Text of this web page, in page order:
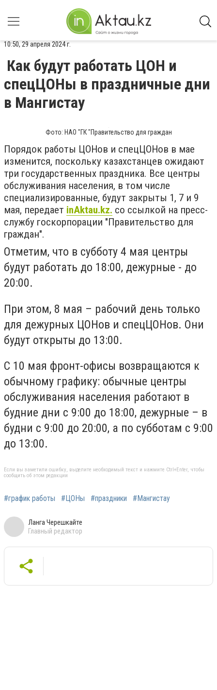
10:50, 29 апреля 2024 г.
Как будут работать ЦОН и
спецЦОНы в праздничные дни
в Мангистау
Фото: НАО "ГК "Правительство для граждан
Порядок работы ЦОНов и спецЦОНов в мае
изменится, поскольку казахстанцев ожидают
три государственных праздника. Все центры
обслуживания населения, в том числе
специализированные, будут закрыты 1, 7 и 9
мая, передает inAktau.kz. со ссылкой на пресс-
службу госкорпорации "Правительство для
граждан".
Отметим, что в субботу 4 мая центры
будут работать до 18:00, дежурные - до
20:00.
При этом, 8 мая – рабочий день только
для дежурных ЦОНов и спецЦОНов. Они
будут открыты до 13:00.
С 10 мая фронт-офисы возвращаются к
обычному графику: обычные центры
обслуживания населения работают в
будние дни с 9:00 до 18:00, дежурные – в
будни с 9:00 до 20:00, а по субботам с 9:00
до 13:00.
Если вы заметили ошибку, выделите необходимый текст и нажмите Ctrl+Enter, чтобы
сообщить об этом редакции
#график работы #ЦОНы #праздники #Мангистау
Ланга Черешкайте
Главный редактор